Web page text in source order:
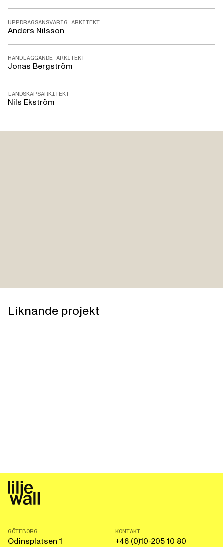
UPPDRAGSANSVARIG ARKITEKT
Anders Nilsson
HANDLÄGGANDE ARKITEKT
Jonas Bergström
LANDSKAPSARKITEKT
Nils Ekström
Liknande projekt
GÖTEBORG
Odinsplatsen 1
KONTAKT
+46 (0)10-205 10 80